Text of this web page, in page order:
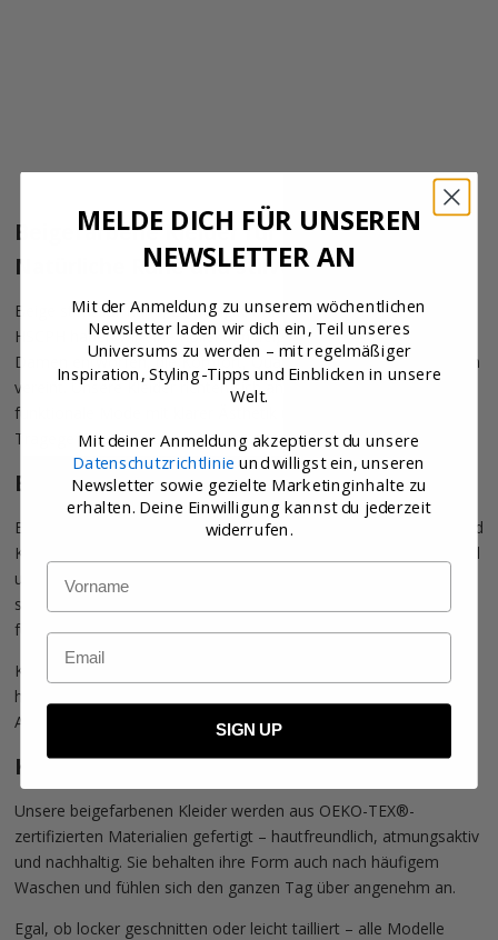
Beigefarbene Kleider für Damen –
Natürliche Ruhe und stilvolle Schlichtheit
Beige steht für Ruhe, Zeitlosigkeit und dezente Eleganz. Bei
HSCPH haben wir eine Kollektion beigefarbener Kleider für
Damen entworfen, die Komfort, Qualität und Vielseitigkeit in sich
vereint. Unsere Kleider richten sich an moderne Frauen, die
funktionale Mode mit klarer Ästhetik und angenehmem
Tragegefühl schätzen.
Eine Farbe mit Charakter
Beige ist mehr als nur eine neutrale Nuance. Je nach Material und
Kombination wirkt sie sanft, warm oder elegant. Unsere Auswahl
umfasst Kleider in unterschiedlichen Schnitten und Stoffen,
sodass Sie genau das Modell finden, das zu Ihnen passt – ideal
für Alltag, Büro oder besondere Anlässe.
Kombinieren Sie Ihr Kleid mit einer
hellen Tönen für ein harmonisches Gesamtbild oder setzen Sie
Akzente mit dunklen Accessoires.
Komfort, dem Sie vertrauen können
Unsere beigefarbenen Kleider werden aus OEKO-TEX®-
zertifizierten Materialien gefertigt – hautfreundlich, atmungsaktiv
und nachhaltig. Sie behalten ihre Form auch nach häufigem
Waschen und fühlen sich den ganzen Tag über angenehm an.
Egal, ob locker geschnitten oder leicht tailliert – alle Modelle
MELDE DICH FÜR UNSEREN
NEWSLETTER AN
Mit der Anmeldung zu unserem wöchentlichen
Newsletter laden wir dich ein, Teil unseres
Universums zu werden – mit regelmäßiger
Inspiration, Styling-Tipps und Einblicken in unsere
Welt.
Mit deiner Anmeldung akzeptierst du unsere
Datenschutzrichtlinie und willigst ein, unseren
Newsletter sowie gezielte Marketinginhalte zu
erhalten. Deine Einwilligung kannst du jederzeit
widerrufen.
Name
Email
SIGN UP